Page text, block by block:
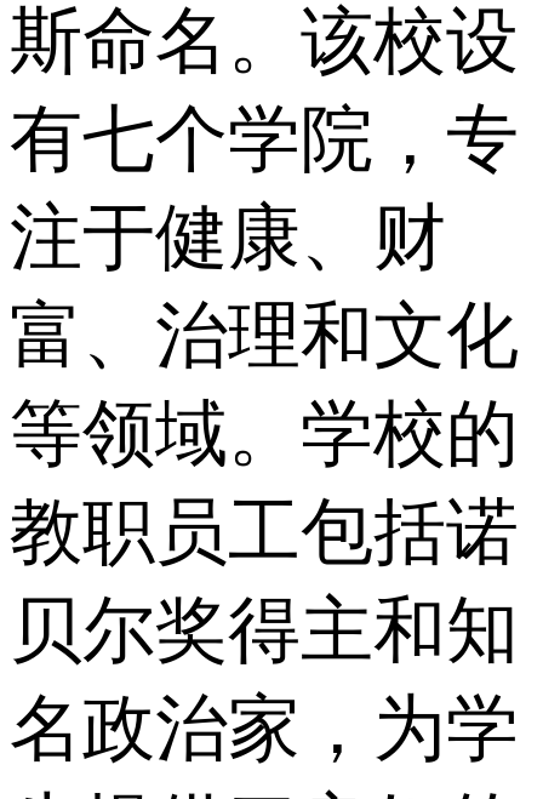
斯命名。该校设
有七个学院，专
注于健康、财
富、治理和文化
等领域。学校的
教职员工包括诺
贝尔奖得主和知
名政治家，为学